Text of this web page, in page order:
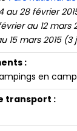
Le Grand,
), leParc
jours), leCoral
jours) (dont le
, le
Parc national de
au 28 février
au 12 mars
15 mars 2015 (3